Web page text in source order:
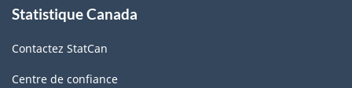
Indice
des
propos
ce
site
Statistique Canada
Contactez StatCan
Centre de confiance